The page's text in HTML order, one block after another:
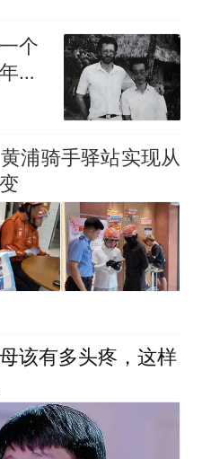
个
，
浦骑手驿站实现从
该有多头疼，这样